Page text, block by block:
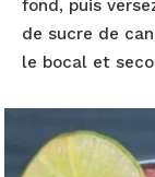
fond, puis
de sucre de
le bocal et